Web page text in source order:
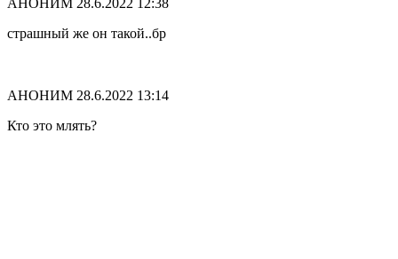
АНОНИМ 28.6.2022 12:38
страшный же он такой..бр
АНОНИМ 28.6.2022 13:14
Кто это млять?